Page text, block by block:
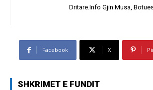
Dritare.Info Gjin Musa,
Facebook X
SHKRIMET E FUNDIT